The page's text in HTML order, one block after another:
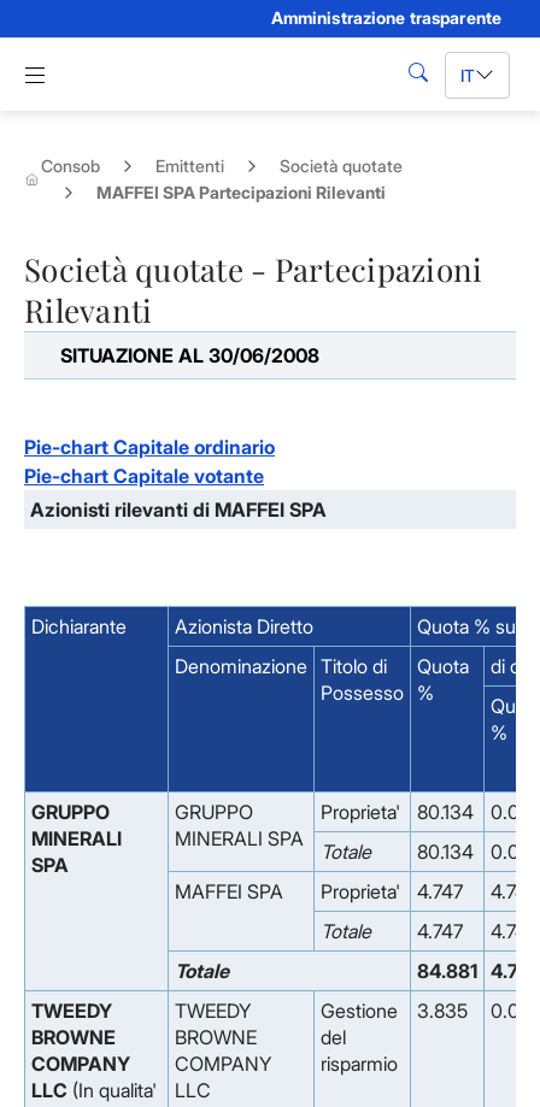
Amministrazione trasparente
Apri menu di navigazione
cerca IT
Consob Emittenti
Società quotate
MAFFEI SPA Partecipazioni Rilevanti
Società quotate - Partecipazioni
Rilevanti
SITUAZIONE AL 30/06/2008
Pie-chart Capitale ordinario
Pie-chart Capitale votante
Azionisti rilevanti di MAFFEI SPA
Dichiarante Azionista Diretto
Quota % su
Denominazione Titolo di
Possesso
Quota
%
di cui
%
GRUPPO
MINERALI
SPA
GRUPPO
MINERALI SPA
Proprieta' 80.134
Totale
80.134
MAFFEI SPA
Proprieta' 4.747
4.747
Totale
4.747
4.747
Totale
84.881 4.747
TWEEDY
BROWNE
COMPANY
LLC (In qualita'
TWEEDY
BROWNE
COMPANY
LLC
Gestione
del
risparmio
3.835